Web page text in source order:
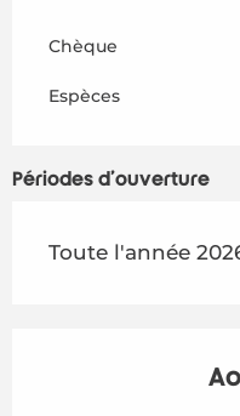
Chèque
Espèces
Périodes d'ouverture
Toute l'année